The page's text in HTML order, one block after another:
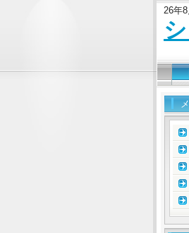
26年